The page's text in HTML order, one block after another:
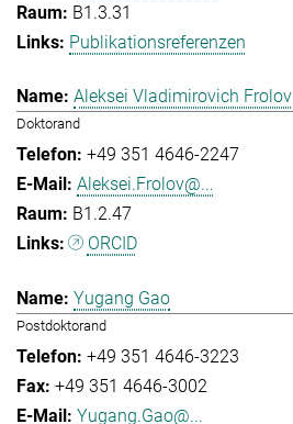
B1.3.31
Publikationsreferenzen
Aleksei Vladimirovich Frolov
Doktorand
+49 351 4646-2247
Aleksei.Frolov@...
B1.2.47
ORCID
Yugang Gao
Postdoktorand
+49 351 4646-3223
+49 351 4646-3002
Yugang.Gao@...